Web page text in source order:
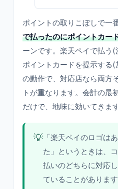
ポイントの取りこぼしで一
で払ったのにポイントカー
ーンです。楽天ペイで払う
ポイントカードを提示する
の動作で、対応店なら両方
トが重なります。会計の最
だけで、地味に効いてきます
💡「楽天ペイのロゴは
た」というときは、
払いのどちらに対応
ていることがありま